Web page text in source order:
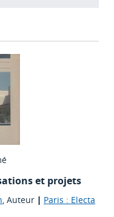
et projets
, Auteur | Paris : Electa